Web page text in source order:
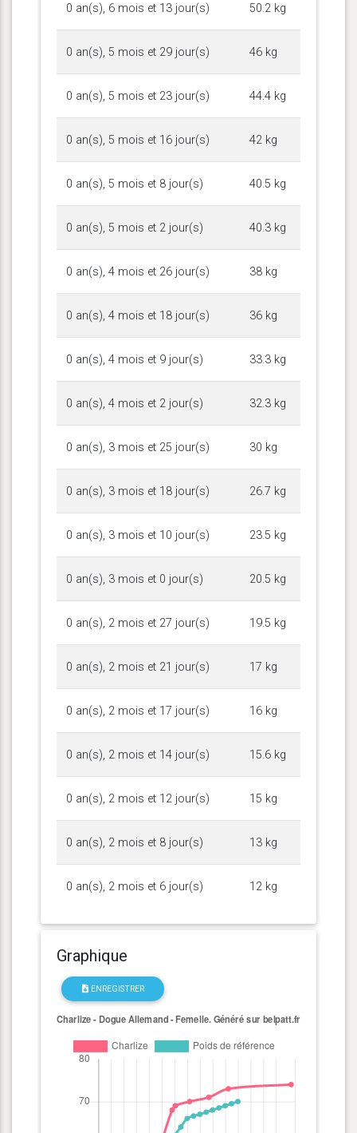
0 an(s), 6 mois et 13 jour(s) 50.2 kg
0 an(s), 5 mois et 29 jour(s) 46 kg
0 an(s), 5 mois et 23 jour(s) 44.4 kg
0 an(s), 5 mois et 16 jour(s) 42 kg
0 an(s), 5 mois et 8 jour(s) 40.5 kg
0 an(s), 5 mois et 2 jour(s) 40.3 kg
0 an(s), 4 mois et 26 jour(s) 38 kg
0 an(s), 4 mois et 18 jour(s) 36 kg
0 an(s), 4 mois et 9 jour(s) 33.3 kg
0 an(s), 4 mois et 2 jour(s) 32.3 kg
0 an(s), 3 mois et 25 jour(s) 30 kg
0 an(s), 3 mois et 18 jour(s) 26.7 kg
0 an(s), 3 mois et 10 jour(s) 23.5 kg
0 an(s), 3 mois et 0 jour(s) 20.5 kg
0 an(s), 2 mois et 27 jour(s) 19.5 kg
0 an(s), 2 mois et 21 jour(s) 17 kg
0 an(s), 2 mois et 17 jour(s) 16 kg
0 an(s), 2 mois et 14 jour(s) 15.6 kg
0 an(s), 2 mois et 12 jour(s) 15 kg
0 an(s), 2 mois et 8 jour(s) 13 kg
0 an(s), 2 mois et 6 jour(s) 12 kg
Graphique
ENREGISTRER